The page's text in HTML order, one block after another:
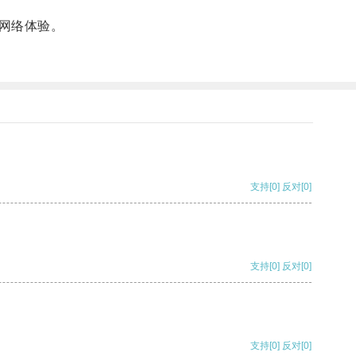
络体验。
支持[0] 反对[0]
支持[0] 反对[0]
支持[0] 反对[0]